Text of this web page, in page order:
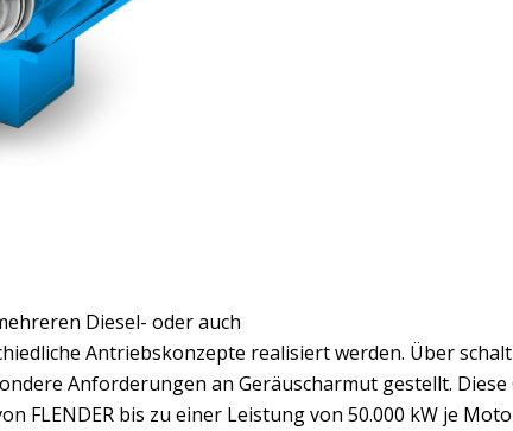
Diesel- oder auch
Antriebskonzepte realisiert werden. Über
Anforderungen an Geräuscharmut gestellt.
FLENDER bis zu einer Leistung von 50.000 kW je